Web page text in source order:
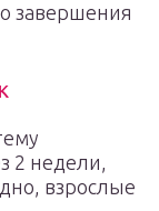
завершения
2 недели,
взрослые